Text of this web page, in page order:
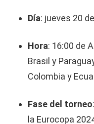
Día: jueves 20
Hora: 16:00 de
Brasil y
Colombia y
Fase del torneo
la Eurocopa